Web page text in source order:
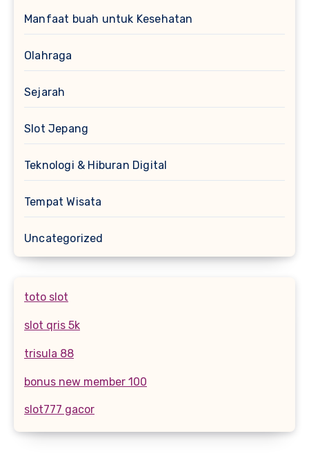
Manfaat buah untuk Kesehatan
Olahraga
Sejarah
Slot Jepang
Teknologi & Hiburan Digital
Tempat Wisata
Uncategorized
toto slot
slot qris 5k
trisula 88
bonus new member 100
slot777 gacor